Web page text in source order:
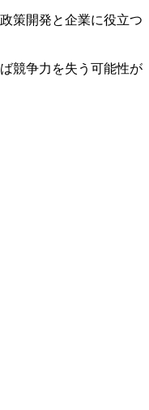
策開発と企業に役立つ
競争力を失う可能性が